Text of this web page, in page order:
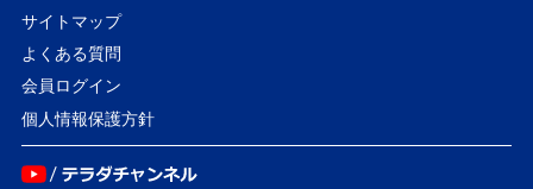
サイトマップ
よくある質問
会員ログイン
個人情報保護方針